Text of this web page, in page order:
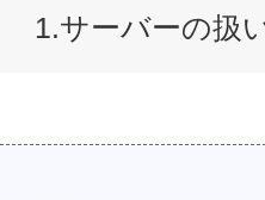
1.サーバーの扱